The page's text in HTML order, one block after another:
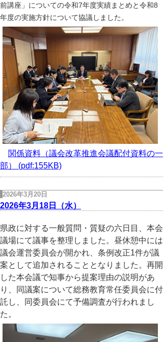
前講座」についての令和7年度実績まとめと令和8
年度の実施方針について協議しました。
関係資料（議会改革推進会議配付資料の一
部） (pdf:155KB)
2026年3月20日
2026年3月18日（水）
県政に対する一般質問・質疑の六日目、本会
議場にて議事を整理しました。昼休憩中には
議会運営委員会が開かれ、条例改正1件が議
案として追加されることとなりました。再開
した本会議で知事から提案理由の説明があ
り、同議案について総務教育常任委員会に付
託し、同委員会にて予備調査が行われまし
た。